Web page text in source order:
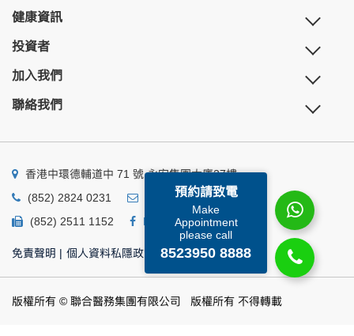
預約請致電
Make
Appointment
please call
8523950 8888
健康資訊
投資者
加入我們
聯絡我們
香港中環德輔道中 71 號 永安集團大廈27樓
(852) 2824 0231
business@ump.com.hk
(852) 2511 1152
Facebook Linkedin
免責聲明 | 個人資料私隱政策 | 個人資料收集聲明
版權所有 © 聯合醫務集團有限公司 版權所有 不得轉載